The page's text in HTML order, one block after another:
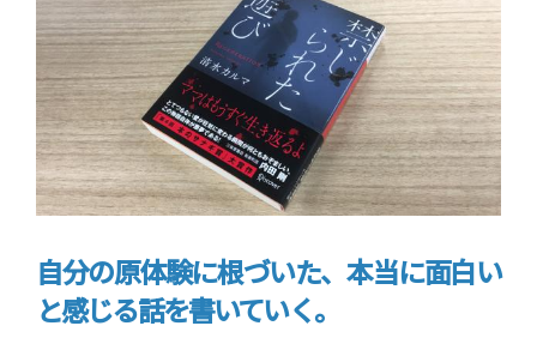
自分の原体験に根づいた、本当に面白い
と感じる話を書いていく。